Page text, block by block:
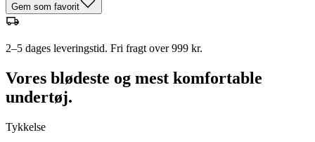
Gem som favorit
2–5 dages leveringstid. Fri fragt over 999 kr.
Vores blødeste og mest komfortable
undertøj.
Tykkelse